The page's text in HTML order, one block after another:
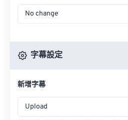
No change
字幕設定
新增字幕
Upload